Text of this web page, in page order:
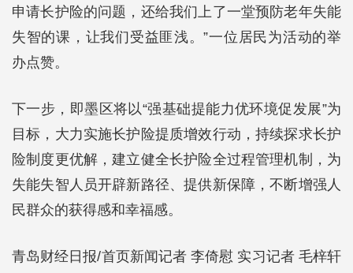
申请长护险的问题，还给我们上了一堂预防老年失能
失智的课，让我们受益匪浅。”一位居民为活动的举
办点赞。
下一步，即墨区将以“强基础提能力优环境促发展”为
目标，大力实施长护险提质增效行动，持续探求长护
险制度更优解，建立健全长护险全过程管理机制，为
失能失智人员开辟新路径、提供新保障，不断增强人
民群众的获得感和幸福感。
青岛财经日报/首页新闻记者 李倚慰 实习记者 毛梓轩